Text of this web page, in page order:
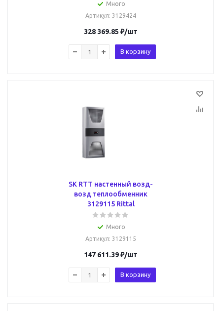
Много
Артикул: 3129424
328 369.85 ₽/шт
В корзину
SK RTT настенный возд-
возд теплообменник
3129115 Rittal
Много
Артикул: 3129115
147 611.39₽/шт
В корзину